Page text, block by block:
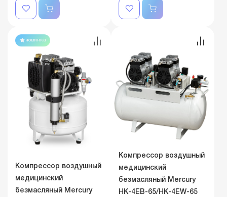
новинка
Компрессор воздушный
медицинский
безмасляный Mercury
Компрессор воздушный
медицинский
безмасляный Mercury
HK-4EВ-65/HK-4EW-65